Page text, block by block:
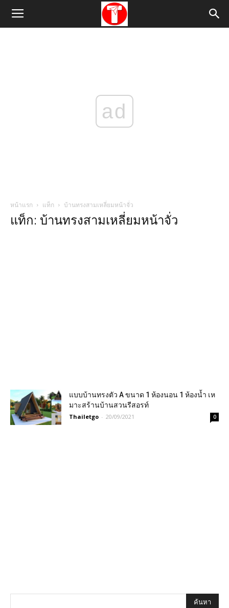
ad
หน้าแรก แท็ก บ้านทรงสามเหลี่ยมหน้าจั่ว
แท็ก: บ้านทรงสามเหลี่ยมหน้าจั่ว
แบบบ้านทรงตัว A ขนาด 1 ห้องนอน 1 ห้องน้ำ เห
มาะสร้านบ้านสวนรีสอรท์
Thailetgo - 20/09/2021 0